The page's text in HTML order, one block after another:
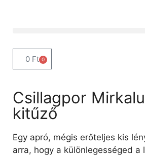
0 Ft 0
Csillagpor
kitűző
Egy apró, mégis erőteljes kis
arra, hogy a különlegességed a